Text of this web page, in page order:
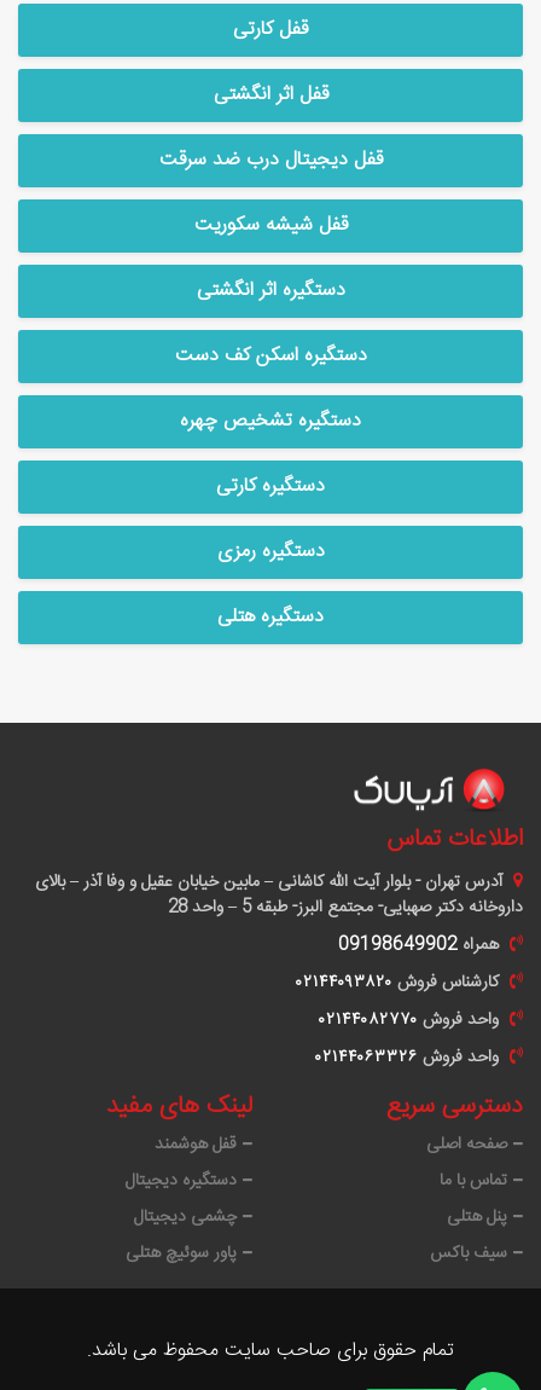
قفل کارتی
قفل اثر انگشتی
قفل دیجیتال درب ضد سرقت
قفل شیشه سکوریت
دستگیره اثر انگشتی
دستگیره اسکن کف دست
دستگیره تشخیص چهره
دستگیره کارتی
دستگیره رمزی
دستگیره هتلی
لینک های مفید
قفل هوشمند
دستگیره دیجیتال
چشمی دیجیتال
پاور سوئیچ هتلی
دسترسی سریع
صفحه اصلی
تماس با ما
پنل هتلی
سیف باکس
اطلاعات تماس
آدرستهران - بلوار آیت الله کاشانی – مابین خیابان عقیل و وفا آذر – بالای
داروخانه دکتر صهبایی- مجتمع البرز- طبقه 5 – واحد 28
همراه 09198649902
کارشناس فروش ٠٢١۴۴٠٩٣٨٢٠
واحد فروش ٠٢١۴۴٠٨٢٧٧٠
واحد فروش ٠٢١۴۴٠۶٣٣٢۶
تمام حقوق برای صاحب سایت محفوظ می باشد.